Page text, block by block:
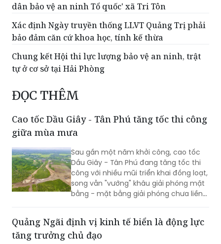
dân bảo vệ an ninh Tổ quốc' xã Tri Tôn
Xác định Ngày truyền thống LLVT Quảng Trị phải
bảo đảm căn cứ khoa học, tính kế thừa
Chung kết Hội thi lực lượng bảo vệ an ninh, trật
tự ở cơ sở tại Hải Phòng
ĐỌC THÊM
Cao tốc Dầu Giây - Tân Phú tăng tốc thi công
giữa mùa mưa
Sau gần một năm khởi công, cao tốc
Dầu Giây - Tân Phú đang tăng tốc thi
công với nhiều mũi triển khai đồng loạt,
song vẫn "vướng" khâu giải phóng mặt
bằng - mặt bằng giải phóng chưa liền
Quảng Ngãi định vị kinh tế biển là động lực
tăng trưởng chủ đạo